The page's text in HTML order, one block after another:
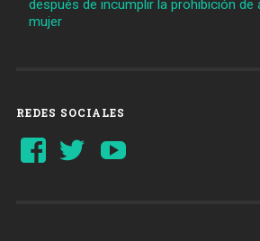
después de incumplir la prohibición de
mujer
REDES SOCIALES
Ver
perfil
Ver
perfil